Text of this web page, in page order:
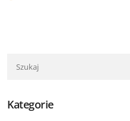
Kategorie